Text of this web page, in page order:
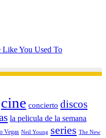
You Used To
cine concierto discos
la pelicula de la semana
Vegas Neil Young series The New